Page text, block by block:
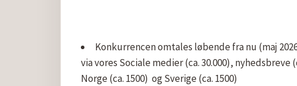
Konkurrencen omtales løbende fra nu (maj
via vores Sociale medier (ca. 30.000), nyhedsbreve
Norge (ca. 1500)  og Sverige (ca. 1500)